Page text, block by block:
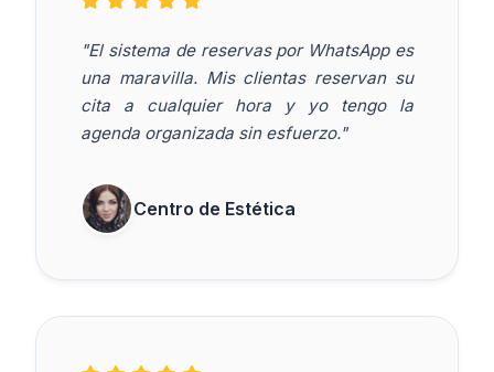
"El sistema de reservas por WhatsApp es
una maravilla. Mis clientas reservan su
cita a cualquier hora y yo tengo la
agenda organizada sin esfuerzo."
Centro de Estética